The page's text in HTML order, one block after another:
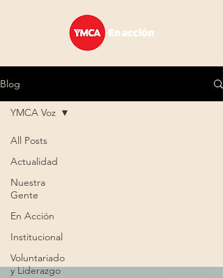
Blog
All Posts
Actualidad
Nuestra
Gente
En Acción
Institucional
Voluntariado
y Liderazgo
YMCA Voz
YMCA
Voz